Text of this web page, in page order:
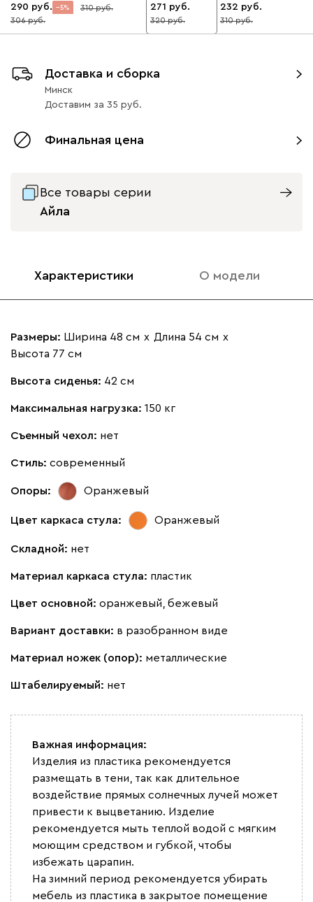
290 5
306
20
310 271
15
320
232
25
310
Доставка и сборка
Минск
Доставим за 35
Финальная цена
Все товары серии
Айла
Характеристики О модели
Размеры: Ширина 48 см х Длина 54 см х
Высота 77 см
Высота сиденья: 42 см
Максимальная нагрузка: 150 кг
Съемный чехол: нет
Стиль: современный
Опоры: Оранжевый
Цвет каркаса стула: Оранжевый
Складной: нет
Материал каркаса стула: пластик
Цвет основной: оранжевый, бежевый
Вариант доставки: в разобранном виде
Материал ножек (опор): металлические
Штабелируемый: нет
Важная информация:
Изделия из пластика рекомендуется
размещать в тени, так как длительное
воздействие прямых солнечных лучей может
привести к выцветанию. Изделие
рекомендуется мыть теплой водой с мягким
моющим средством и губкой, чтобы
избежать царапин.
На зимний период рекомендуется убирать
мебель из пластика в закрытое помещение